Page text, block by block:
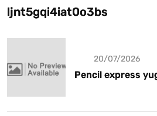
ljnt5gqi4iat0o3bs
20/07/2026
Pencil express